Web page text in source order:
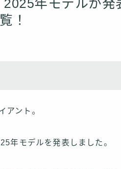
2025年モデルが
！
アント。
年モデルを発表しました。